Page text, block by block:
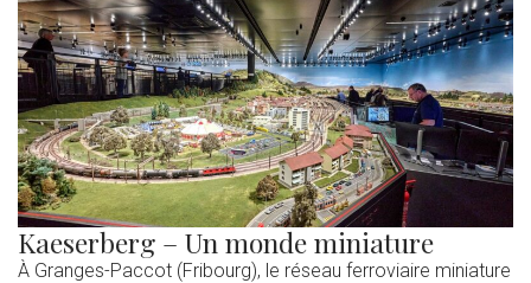
Kaeserberg – Un monde miniature
À Granges-Paccot (Fribourg), le réseau ferroviaire miniature